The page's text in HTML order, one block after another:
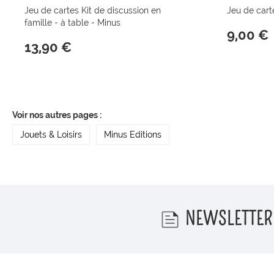
Jeu de cartes Kit de discussion en
famille - à table - Minus
13,90 €
Jeu de
9,00 €
Voir nos autres pages :
Jouets & Loisirs
Minus Editions
NEWSLETTER